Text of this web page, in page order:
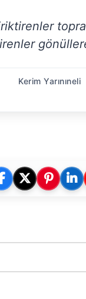
Kerim Yarınıneli